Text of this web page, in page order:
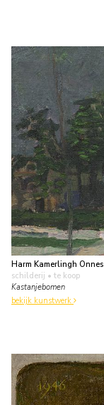
Harm Kamerlingh Onnes
schilderij • te koop
Kastanjebomen
bekijk kunstwerk